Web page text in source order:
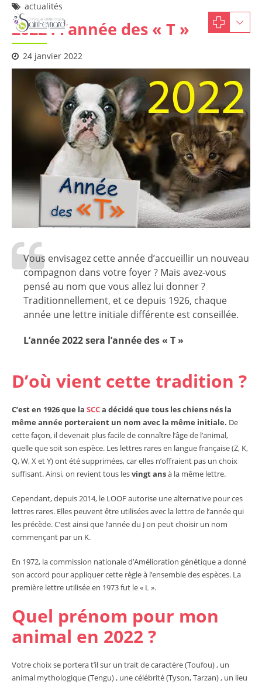
actualités
2022 : l’année des « T »
24 janvier 2022
Vous envisagez cette année d’accueillir un nouveau
compagnon dans votre foyer ? Mais avez-vous
pensé au nom que vous allez lui donner ?
Traditionnellement, et ce depuis 1926, chaque
année une lettre initiale différente est conseillée.
L’année 2022 sera l’année des « T »
D’où vient cette tradition ?
C’est en 1926 que la SCCa décidé que tous les chiens nés la
même année porteraient un nom avec la même initiale. De
cette façon, il devenait plus facile de connaître l’âge de l’animal,
quelle que soit son espèce. Les lettres rares en langue française (Z, K,
Q, W, X et Y) ont été supprimées, car elles n’offraient pas un choix
suffisant. Ainsi, on revient tous lesvingt ansà la même lettre.
Cependant, depuis 2014, le LOOF autorise une alternative pour ces
lettres rares. Elles peuvent être utilisées avec la lettre de l’année qui
les précède. C’est ainsi que l’année du J on peut choisir un nom
commençant par un K.
En 1972, la commission nationale d’Amélioration génétique a donné
son accord pour appliquer cette règle à l’ensemble des espèces. La
première lettre utilisée en 1973 fut le « L ».
Quel prénom pour mon
animal en 2022 ?
Votre choix se portera t’il sur un trait de caractère (Toufou) , un
animal mythologique (Tengu) , une célébrité (Tyson, Tarzan) , un lieu